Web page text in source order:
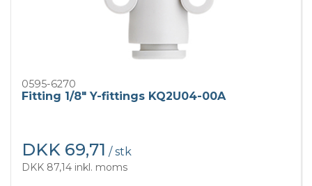
0595-6270
Fitting 1/8" Y-fittings KQ2U04-00A
DKK 69,71 / stk
DKK 87,14 inkl. moms